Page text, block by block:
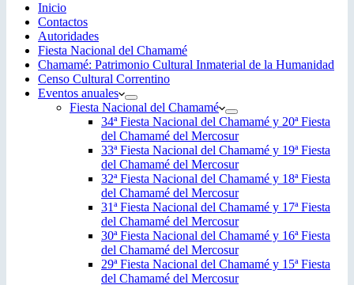
Inicio
Contactos
Autoridades
Fiesta Nacional del Chamamé
Chamamé: Patrimonio Cultural Inmaterial de la Humanidad
Censo Cultural Correntino
Eventos anuales
Fiesta Nacional del Chamamé
34ª Fiesta Nacional del Chamamé y 20ª Fiesta
del Chamamé del Mercosur
33ª Fiesta Nacional del Chamamé y 19ª Fiesta
del Chamamé del Mercosur
32ª Fiesta Nacional del Chamamé y 18ª Fiesta
del Chamamé del Mercosur
31ª Fiesta Nacional del Chamamé y 17ª Fiesta
del Chamamé del Mercosur
30ª Fiesta Nacional del Chamamé y 16ª Fiesta
del Chamamé del Mercosur
29ª Fiesta Nacional del Chamamé y 15ª Fiesta
del Chamamé del Mercosur